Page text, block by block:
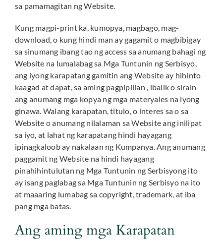
sa pamamagitan ng Website.
Kung magpi-print ka, kumopya, magbago, mag-
download, o kung hindi man ay gagamit o magbibigay
sa sinumang ibang tao ng access sa anumang bahagi ng
Website na lumalabag sa Mga Tuntunin ng Serbisyo,
ang iyong karapatang gamitin ang Website ay hihinto
kaagad at dapat, sa aming pagpipilian , ibalik o sirain
ang anumang mga kopya ng mga materyales na iyong
ginawa. Walang karapatan, titulo, o interes sa o sa
Website o anumang nilalaman sa Website ang inilipat
sa iyo, at lahat ng karapatang hindi hayagang
ipinagkaloob ay nakalaan ng Kumpanya. Ang anumang
paggamit ng Website na hindi hayagang
pinahihintulutan ng Mga Tuntunin ng Serbisyong ito
ay isang paglabag sa Mga Tuntunin ng Serbisyo na ito
at maaaring lumabag sa copyright, trademark, at iba
pang mga batas.
Ang aming mga Karapatan